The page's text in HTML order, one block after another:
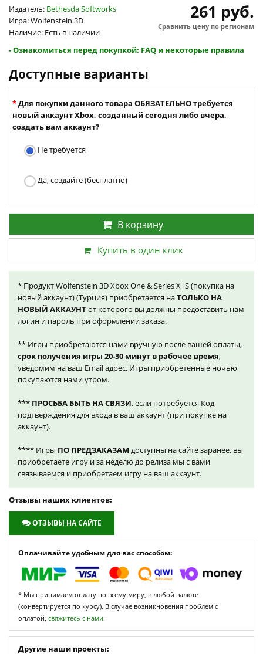
Издатель: Bethesda Softworks
Игра: Wolfenstein 3D
Наличие: Есть в наличии
261 руб.
Сравнить цену по регионам
- Ознакомиться перед покупкой: FAQ и некоторые правила
Доступные варианты
Для покупки данного товара ОБЯЗАТЕЛЬНО требуется
новый аккаунт Xbox, созданный сегодня либо вчера,
создать вам аккаунт?
Не требуется
Да, создайте (бесплатно)
В корзину
Купить в один клик
* Продукт Wolfenstein 3D Xbox One & Series X|S (покупка на
новый аккаунт) (Турция) приобретается наТОЛЬКО НА
НОВЫЙ АККАУНТот которого вы должны предоставить нам
логин и пароль при оформлении заказа.
** Игры приобретаются нами вручную после вашей оплаты,
срок получения игры 20-30 минут в рабочее время,
уведомим на ваш Email адрес. Игры приобретенные ночью
покупаются нами утром.
*** ПРОСЬБА БЫТЬ НА СВЯЗИ, если потребуется Код
подтверждения для входа в ваш аккаунт (при покупке на
аккаунт).
**** Игры ПО ПРЕДЗАКАЗАМ доступны на сайте заранее, вы
приобретаете игру и за неделю до релиза мы с вами
связываемся и приобретаем игру на ваш аккаунт.
Отзывы наших клиентов:
ОТЗЫВЫ НА САЙТЕ
Оплачивайте удобным для вас способом:
* Мы принимаем оплату по всему миру, в любой валюте
(конвертируется по курсу). В случае возникновения проблем с
оплатой, свяжитесь с нами.
Другие наши проекты: